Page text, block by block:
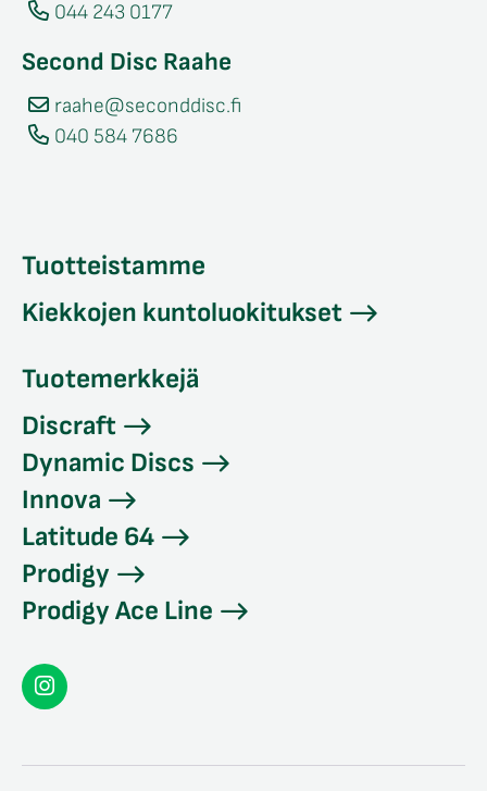
044 243 0177
Second Disc Raahe
raahe@seconddisc.fi
040 584 7686
Tuotteistamme
Kiekkojen kuntoluokitukset
Tuotemerkkejä
Discraft
Dynamic Discs
Innova
Latitude 64
Prodigy
Prodigy Ace Line
Seconddisc